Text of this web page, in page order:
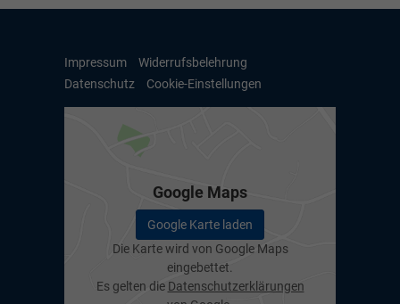
Impressum
Widerrufsbelehrung
Datenschutz
Cookie-Einstellungen
Google Maps
Google Karte laden
Die Karte wird von Google Maps
eingebettet.
Es gelten die Datenschutzerklärungen